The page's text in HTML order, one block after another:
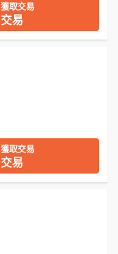
獲取交易
交易
獲取交易
交易